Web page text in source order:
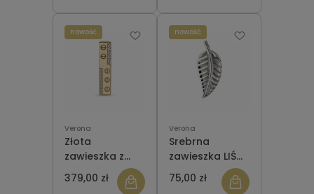
Verona
Złota
zawieszka z
cyrkoniami
Verona LB16497
379,00 zł
nowość
Verona
Srebrna
zawieszka LIŚĆ
PAPROCI
Verona
75,00 zł
nowość